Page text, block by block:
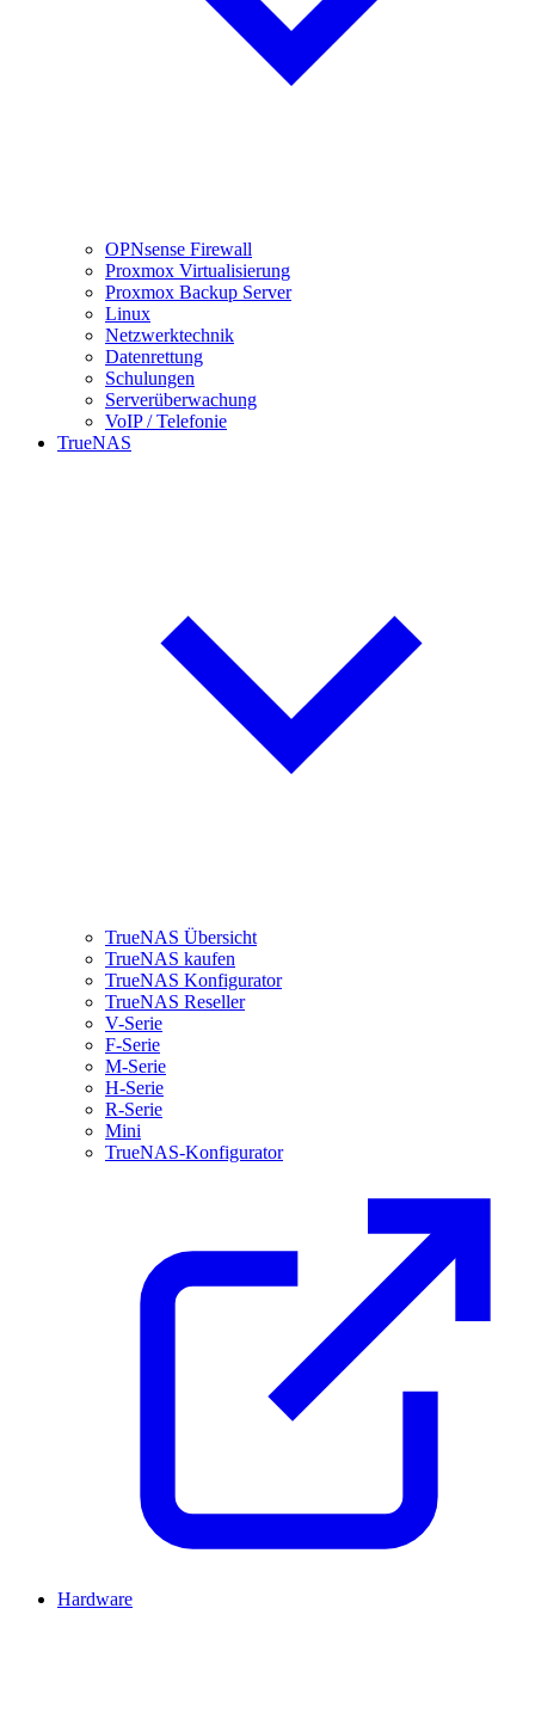
OPNsense Firewall
Proxmox Virtualisierung
Proxmox Backup Server
Linux
Netzwerktechnik
Datenrettung
Schulungen
Serverüberwachung
VoIP / Telefonie
TrueNAS
TrueNAS Übersicht
TrueNAS kaufen
TrueNAS Konfigurator
TrueNAS Reseller
V-Serie
F-Serie
M-Serie
H-Serie
R-Serie
Mini
TrueNAS-Konfigurator
Hardware